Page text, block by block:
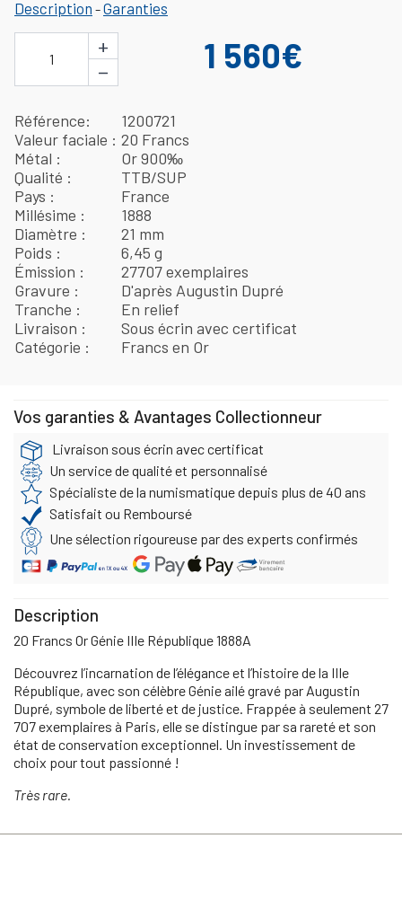
Description -Garanties
1
+
−
1 560€
Référence
1200721
Valeur faciale
20 Francs
Métal
Or 900‰
Qualité
TTB/SUP
Pays
France
Millésime
1888
Diamètre
21 mm
Poids
6,45 g
Émission
27707 exemplaires
Gravure
D'après Augustin Dupré
Tranche
En relief
Livraison
Sous écrin avec certificat
Catégorie
Francs en Or
Vos garanties & Avantages Collectionneur
Livraison sous écrin avec certificat
Un service de qualité et personnalisé
Spécialiste de la numismatique depuis plus de 40 ans
Satisfait ou Remboursé
Une sélection rigoureuse par des experts confirmés
Description
20 Francs Or Génie IIIe République 1888A
Découvrez l’incarnation de l’élégance et l’histoire de la IIIe
République, avec son célèbre Génie ailé gravé par Augustin
Dupré, symbole de liberté et de justice. Frappée à seulement 27
707 exemplaires à Paris, elle se distingue par sa rareté et son
état de conservation exceptionnel. Un investissement de
choix pour tout passionné !
Très rare.